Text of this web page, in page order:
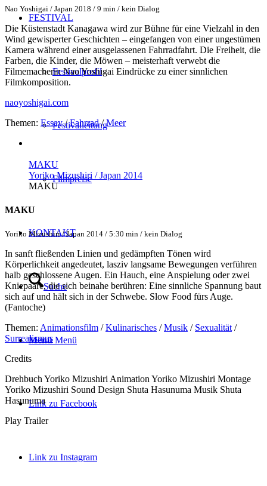
FESTIVAL
Festivalprofil
Festivalleitung
Filmpreise
KONTAKT
Suche
Menü Menü
Link zu Facebook
Link zu Instagram
Nao Yoshigai / Japan 2018 / 9 min / kein Dialog
Die Küstenstadt Kanagawa wird zur Bühne für eine Vielzahl in den
Wind gewisperter Geschichten – eingefangen von einer ungestümen
Kamera während einer ausgelassenen Fahrradfahrt. Die Freiheit, die
Farben, die Kinder, die Möwen – meisterhaft verwebt die
Filmemacherin Nao Yoshigai Eindrücke zu einer sinnlichen
Filmkomposition.
naoyoshigai.com
Themen: Essay/Fahrrad/Meer
MAKU
Yoriko Mizushiri / Japan 2014
MAKU
MAKU
Yoriko Mizushiri / Japan 2014 / 5:30 min / kein Dialog
In sanft fließenden Linien und gedämpften Tönen wird
Körperlichkeit angedeutet, lasziv langsame Bewegungen verführen
halb geschlossene Augen. Ein Hauch, eine Anspielung oder zwei
Kniepaare, die sich beinahe berühren: Eine sinnliche Spannung baut
sich auf und hält sich in der Schwebe. Slow Food fürs Auge.
(Fantoche)
Themen: Animationsfilm /Kulinarisches /Musik / Sexualität /
Surrealismus
Credits
Drehbuch Yoriko Mizushiri Animation Yoriko Mizushiri Montage
Yoriko Mizushiri Sound Design Shuta Hasunuma Musik Shuta
Hasunuma
Play Trailer